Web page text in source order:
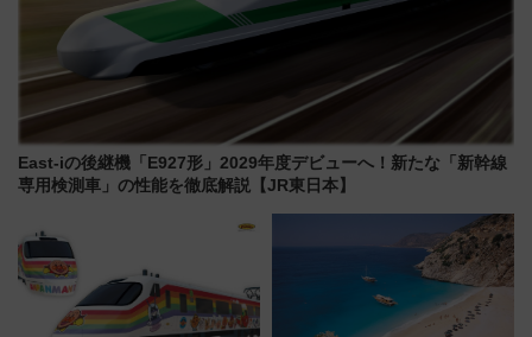
East-iの後継機「E927形」2029年度デビューへ！新たな「新幹線
専用検測車」の性能を徹底解説【JR東日本】